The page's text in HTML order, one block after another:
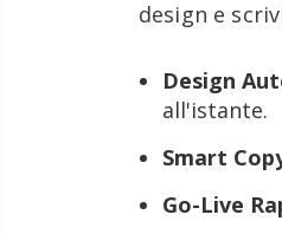
design e
Design
all'istante.
Smart
Go-Live